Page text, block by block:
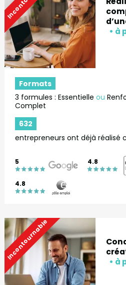
Formats
3 formules : Essentielleou
Complet
632
entrepreneurs ont déjà réalisé
5 4.8
4.8
Incontournable